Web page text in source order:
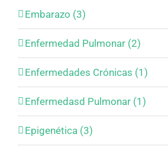
Embarazo (3)
Enfermedad Pulmonar (2)
Enfermedades Crónicas (1)
Enfermedasd Pulmonar (1)
Epigenética (3)